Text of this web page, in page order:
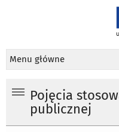
Menu główne
Pojęcia
publicznej